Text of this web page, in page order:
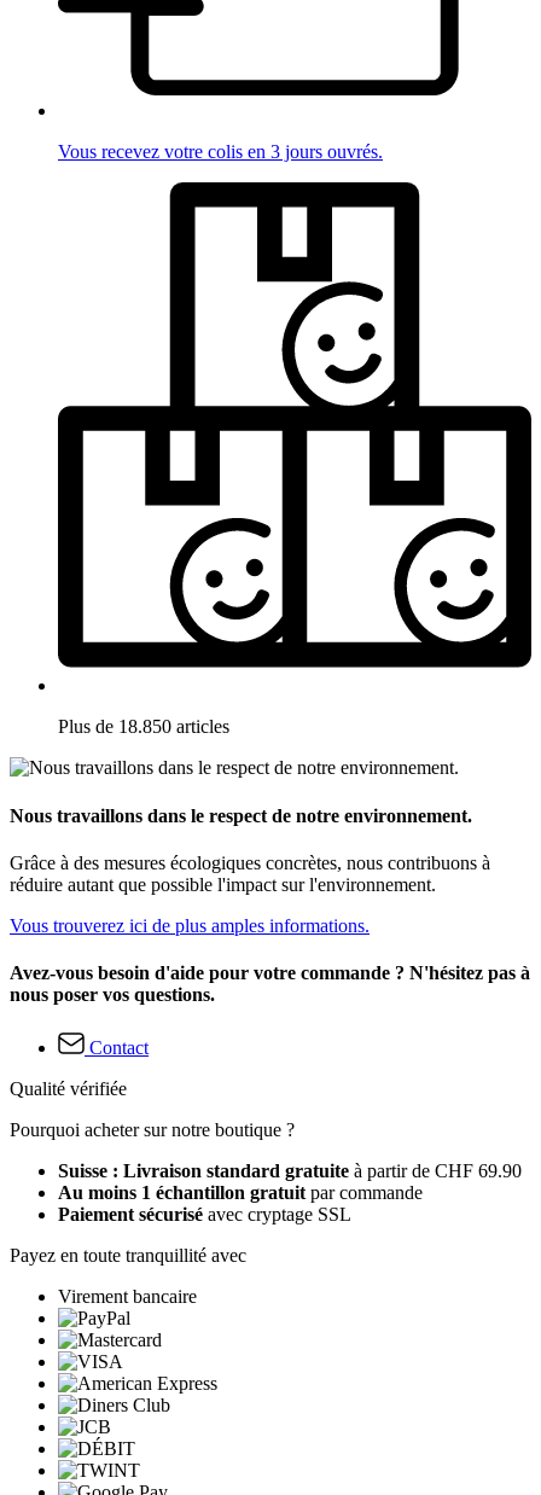
Vous recevez votre colis en 3 jours ouvrés.
Plus de 18.850 articles
Nous travaillons dans le respect de notre environnement.
Grâce à des mesures écologiques concrètes, nous contribuons à
réduire autant que possible l'impact sur l'environnement.
Vous trouverez ici de plus amples informations.
Avez-vous besoin d'aide pour votre commande ? N'hésitez pas à
nous poser vos questions.
Contact
Qualité vérifiée
Pourquoi acheter sur notre boutique ?
Suisse : Livraison standard gratuite à partir de CHF 69.90
Au moins 1 échantillon gratuit par commande
Paiement sécurisé avec cryptage SSL
Payez en toute tranquillité avec
Virement bancaire